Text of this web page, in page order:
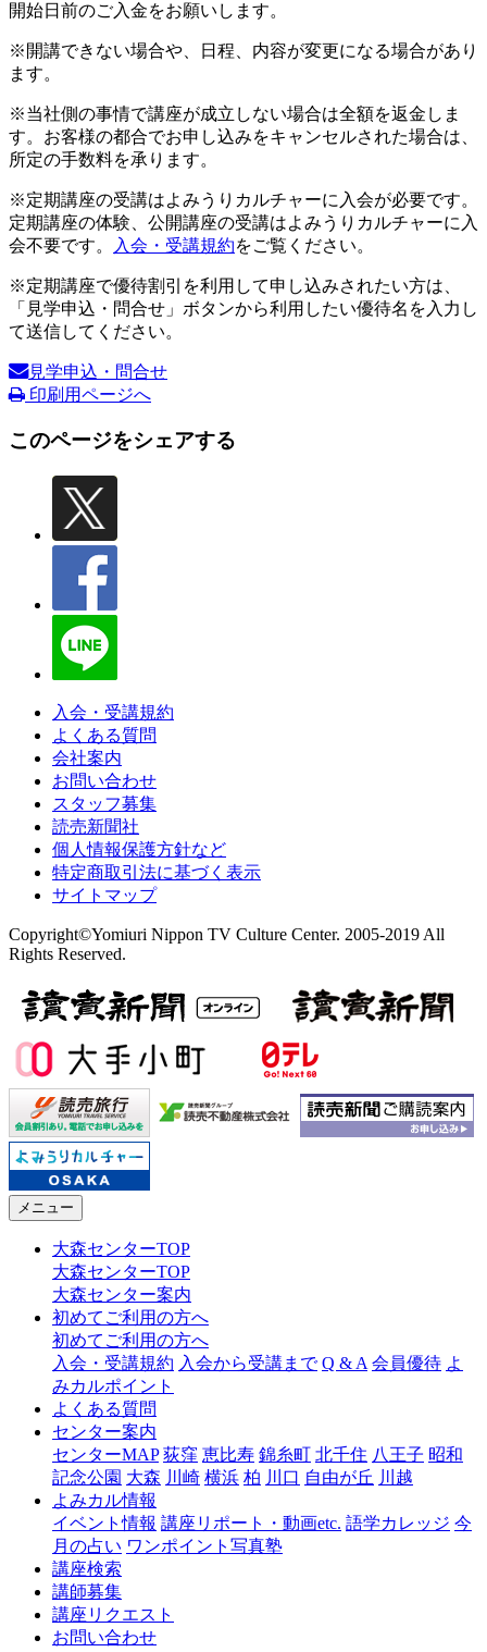
開始日前のご入金をお願いします。
※開講できない場合や、日程、内容が変更になる場合があり
ます。
※当社側の事情で講座が成立しない場合は全額を返金しま
す。お客様の都合でお申し込みをキャンセルされた場合は、
所定の手数料を承ります。
※定期講座の受講はよみうりカルチャーに入会が必要です。
定期講座の体験、公開講座の受講はよみうりカルチャーに入
会不要です。
入会・受講規約をご覧ください。
※定期講座で優待割引を利用して申し込みされたい方は、
「見学申込・問合せ」ボタンから利用したい優待名を入力し
て送信してください。
見学申込・問合せ
印刷用ページへ
このページをシェアする
入会・受講規約
よくある質問
会社案内
お問い合わせ
スタッフ募集
読売新聞社
個人情報保護方針など
特定商取引法に基づく表示
サイトマップ
Copyright©Yomiuri Nippon TV Culture Center. 2005-2019 All
Rights Reserved.
メニュー
大森センターTOP
大森センターTOP
大森センター案内
初めてご利用の方へ
初めてご利用の方へ
入会・受講規約 入会から受講まで Q & A 会員優待 よ
みカルポイント
よくある質問
センター案内
センターMAP 荻窪 恵比寿 錦糸町 北千住 八王子 昭和
記念公園 大森 川崎 横浜 柏 川口 自由が丘 川越
よみカル情報
イベント情報 講座リポート・動画etc. 語学カレッジ 今
月の占い ワンポイント写真塾
講座検索
講師募集
講座リクエスト
お問い合わせ